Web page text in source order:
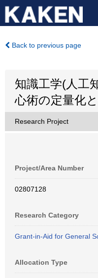
Back to previous page
知識工学(人工
心術の定量化
Research Project
Project/Area Number
02807128
Research Category
Grant-in-Aid for General
Allocation Type